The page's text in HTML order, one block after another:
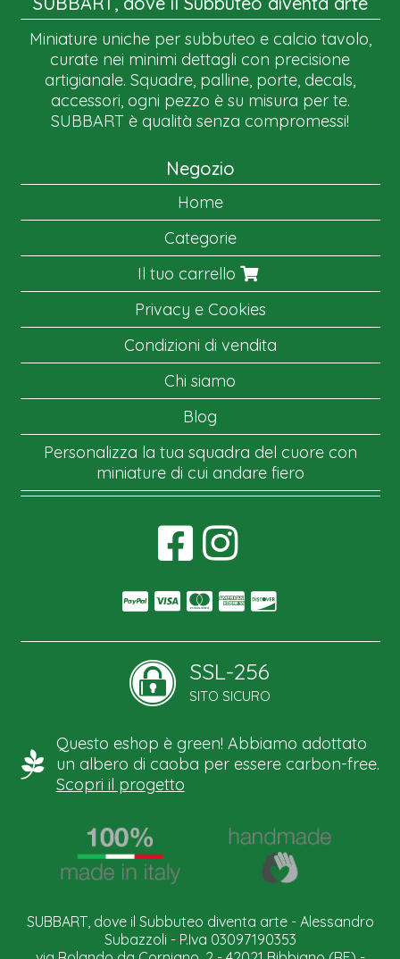
Miniature uniche per subbuteo e calcio tavolo,
curate nei minimi dettagli con precisione
artigianale. Squadre, palline, porte, decals,
accessori, ogni pezzo è su misura per te.
SUBBART è qualità senza compromessi!
Negozio
Home
Categorie
Il tuo carrello
Privacy e Cookies
Condizioni di vendita
Chi siamo
Blog
Personalizza la tua squadra del cuore con
miniature di cui andare fiero
SSL-256
SITO SICURO
Questo eshop è green! Abbiamo adottato
un albero di caoba per essere carbon-free.
Scopri il progetto
SUBBART, dove il Subbuteo diventa arte - Alessandro
Subazzoli - P.Iva 03097190353